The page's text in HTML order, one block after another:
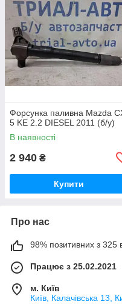
Форсунка паливна Mazda
5 KE 2.2 DIESEL 2011 (б/у)
В наявності
2 940 ₴
Купити
Про нас
98% позитивних з 325
Працює з 25.02.2021
м. Київ
Київ, Калачівська 13,